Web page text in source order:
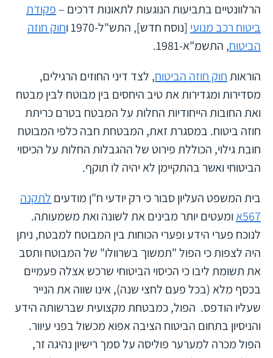
הרלוונטיים בתביעות הנוגעות לתאונות דרכים – פקודת
ביטוח רכב מנועי [נוסח חדש], התש"ל-1970 ו
חוק חוזה
הביטוח, התשמ"א-1981.
הוראותחוק חוזה הביטוח, לצד דיני החוזים הרגילים,
מסדירות ומגדירות את טיב היחסים בין מבוטח לבין מבטח
ואת החובות הייחודיות החלות על המבטח בטרם כריתת
חוזה ביטוח. במסגרת זאת, המבטחת חבה כלפי המבוטח
חובת גילוי, הכוללת פירוט של ההגבלות החלות על הכיסוי
הביטוחי ואשר בהתקיימן לא יהיה לו תוקף.
בית המשפט העליון סבור כי רק יודעי ח"ן מודעים לתקנה
567א
ומעטים יותר מבינים את לשונה ואת משמעותה.
לנוכח פערי הידע ופערי הכוחות בין המבוטח למבטח, ניתן
היה לצפות כי הפול "תמשוך בשרוולו" של המבוטח ותסב
את תשומת ליבו כי הכיסוי הביטוחי שרכש אצלה פעמיים
בכסף מלא (בכל פעם לחצי שנה), אינו שווה את הנייר
שעליו הודפס. הפול, כמבטחת מקצועית שברשותה הידע
והניסיון בתחום הביטוח הציבה אפוא מכשול בפני עיוור.
הפול מכרה למערער פוליסה על סמך רישיון נהיגה זר,